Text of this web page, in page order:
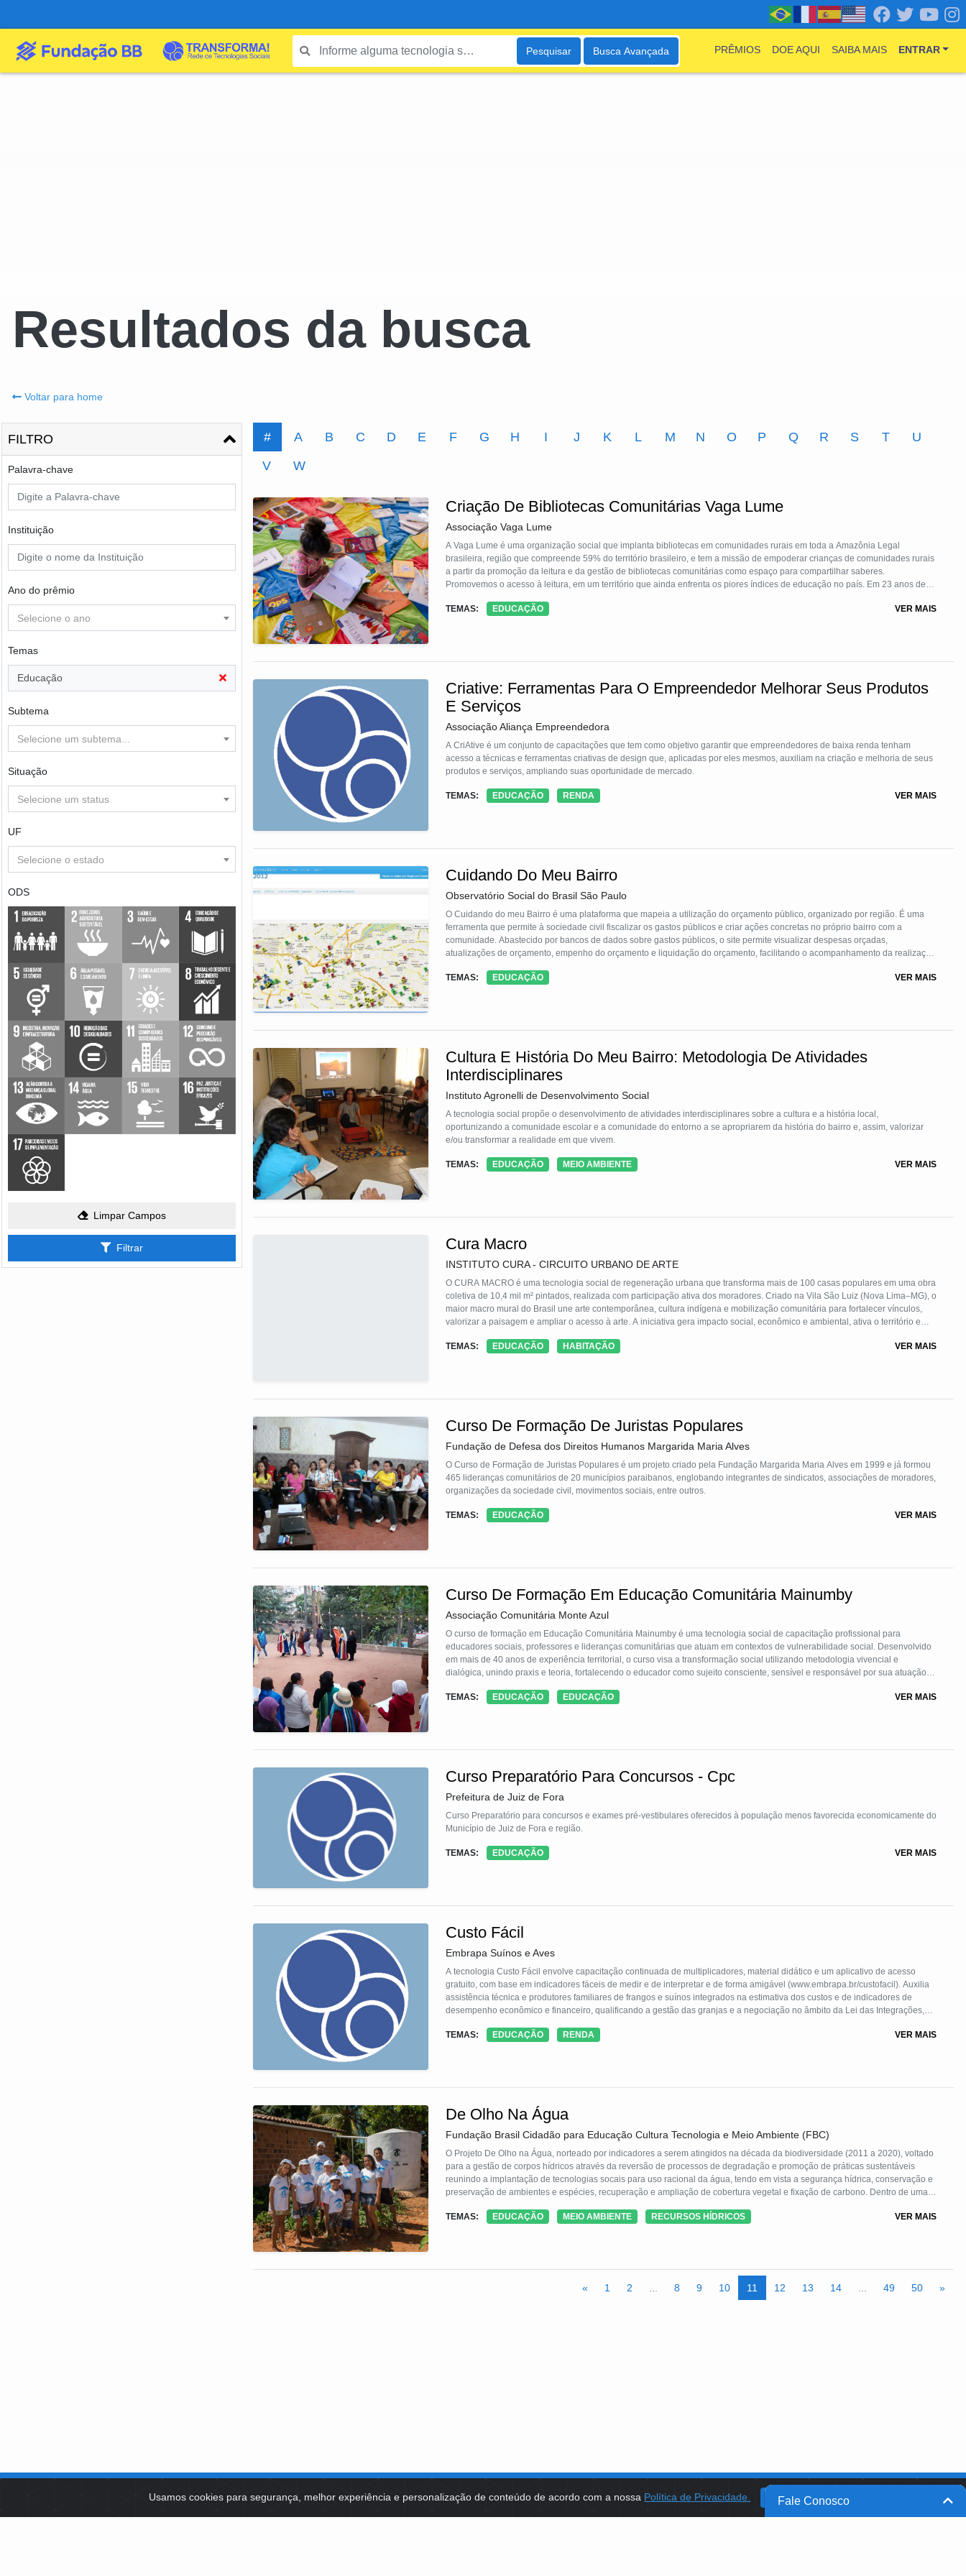
Usamos cookies para segurança, melhor experiência e personalização de conteúdo de acordo com a nossa Política de Privacidade. OK
Pesquisar Busca Avançada PRÊMIOS DOE AQUI SAIBA MAIS ENTRAR
Resultados da busca
Voltar para home
FILTRO
Palavra-chave
Instituição
Ano do prêmio
Selecione o ano
Temas
Educação
Subtema
Selecione um subtema...
Situação
Selecione um status
UF
Selecione o estado
ODS
Limpar Campos
Filtrar
# A B C D E F G H I J K L M N O P Q R S T
U
V
W
Criação De Bibliotecas Comunitárias Vaga Lume
Associação Vaga Lume
A Vaga Lume é uma organização social que implanta bibliotecas em comunidades rurais em toda a Amazônia Legal
brasileira, região que compreende 59% do território brasileiro, e tem a missão de empoderar crianças de comunidades rurais
a partir da promoção da leitura e da gestão de bibliotecas comunitárias como espaço para compartilhar saberes.
Promovemos o acesso à leitura, em um território que ainda enfrenta os piores índices de educação no país. Em 23 anos de
jovens; a distribuição de 195 mil livros; a formação de 6 mil mediadores de leitura; a produção de 289 livros artesanais. A
TEMAS: EDUCAÇÃO VER MAIS
Criative: Ferramentas Para O Empreendedor Melhorar Seus Produtos
E Serviços
Associação Aliança Empreendedora
A CriAtive é um conjunto de capacitações que tem como objetivo garantir que empreendedores de baixa renda tenham
acesso a técnicas e ferramentas criativas de design que, aplicadas por eles mesmos, auxiliam na criação e melhoria de seus
produtos e serviços, ampliando suas oportunidade de mercado.
TEMAS: EDUCAÇÃO RENDA VER MAIS
Cuidando Do Meu Bairro
Observatório Social do Brasil São Paulo
O Cuidando do meu Bairro é uma plataforma que mapeia a utilização do orçamento público, organizado por região. É uma
ferramenta que permite à sociedade civil fiscalizar os gastos públicos e criar ações concretas no próprio bairro com a
comunidade. Abastecido por bancos de dados sobre gastos públicos, o site permite visualizar despesas orçadas,
atualizações de orçamento, empenho do orçamento e liquidação do orçamento, facilitando o acompanhamento da realização
orçamento geograficamente, também são oferecidas tabelas e gráficos para um acompanhamento comparativo.
TEMAS: EDUCAÇÃO VER MAIS
Cultura E História Do Meu Bairro: Metodologia De Atividades
Interdisciplinares
Instituto Agronelli de Desenvolvimento Social
A tecnologia social propõe o desenvolvimento de atividades interdisciplinares sobre a cultura e a história local,
oportunizando a comunidade escolar e a comunidade do entorno a se apropriarem da história do bairro e, assim, valorizar
e/ou transformar a realidade em que vivem.
TEMAS: EDUCAÇÃO MEIO AMBIENTE VER MAIS
Cura Macro
INSTITUTO CURA - CIRCUITO URBANO DE ARTE
O CURA MACRO é uma tecnologia social de regeneração urbana que transforma mais de 100 casas populares em uma obra
coletiva de 10,4 mil m² pintados, realizada com participação ativa dos moradores. Criado na Vila São Luiz (Nova Lima–MG), o
maior macro mural do Brasil une arte contemporânea, cultura indígena e mobilização comunitária para fortalecer vínculos,
valorizar a paisagem e ampliar o acesso à arte. A iniciativa gera impacto social, econômico e ambiental, ativa o território e
TEMAS:
EDUCAÇÃO HABITAÇÃO VER MAIS
Curso De Formação De Juristas Populares
Fundação de Defesa dos Direitos Humanos Margarida Maria Alves
O Curso de Formação de Juristas Populares é um projeto criado pela Fundação Margarida Maria Alves em 1999 e já formou
465 lideranças comunitários de 20 municípios paraibanos, englobando integrantes de sindicatos, associações de moradores,
organizações da sociedade civil, movimentos sociais, entre outros.
TEMAS: EDUCAÇÃO VER MAIS
Curso De Formação Em Educação Comunitária Mainumby
Associação Comunitária Monte Azul
O curso de formação em Educação Comunitária Mainumby é uma tecnologia social de capacitação profissional para
educadores sociais, professores e lideranças comunitárias que atuam em contextos de vulnerabilidade social. Desenvolvido
em mais de 40 anos de experiência territorial, o curso visa a transformação social utilizando metodologia vivencial e
dialógica, unindo praxis e teoria, fortalecendo o educador como sujeito consciente, sensível e responsável por sua atuação
qualidade das práticas educativas, o fortalecimento de vínculos comunitários e a ampliação da capacida
TEMAS: EDUCAÇÃO EDUCAÇÃO VER MAIS
Curso Preparatório Para Concursos - Cpc
Prefeitura de Juiz de Fora
Curso Preparatório para concursos e exames pré-vestibulares oferecidos à população menos favorecida economicamente do
Município de Juiz de Fora e região.
TEMAS: EDUCAÇÃO VER MAIS
Custo Fácil
Embrapa Suínos e Aves
A tecnologia Custo Fácil envolve capacitação continuada de multiplicadores, material didático e um aplicativo de acesso
gratuito, com base em indicadores fáceis de medir e de interpretar e de forma amigável (www.embrapa.br/custofacil). Auxilia
assistência técnica e produtores familiares de frangos e suínos integrados na estimativa dos custos e de indicadores de
desempenho econômico e financeiro, qualificando a gestão das granjas e a negociação no âmbito da Lei das Integrações,
contou com a parceria da Emater-RS e da Universidade do Oeste de Santa Catarina (Unoesc).
TEMAS: EDUCAÇÃO RENDA VER MAIS
De Olho Na Água
Fundação Brasil Cidadão para Educação Cultura Tecnologia e Meio Ambiente (FBC)
O Projeto De Olho na Água, norteado por indicadores a serem atingidos na década da biodiversidade (2011 a 2020), voltado
para a gestão de corpos hídricos através da reversão de processos de degradação e promoção de práticas sustentáveis
reunindo a implantação de tecnologias socais para uso racional da água, tendo em vista a segurança hídrica, conservação e
preservação de ambientes e espécies, recuperação e ampliação de cobertura vegetal e fixação de carbono. Dentro de uma
Icapuí e 9 hectares de mangue recuperados com mais de 100 mil mudas produzidas e plantadas.
TEMAS: EDUCAÇÃO MEIO AMBIENTE RECURSOS HÍDRICOS VER MAIS
« 1 2 8 9 10 11 12 13 14 49 50 »
Fale Conosco
PLATAFORMA DE TECNOLOGIAS IDENTIDADE VISUAL BANCO DO BRASIL